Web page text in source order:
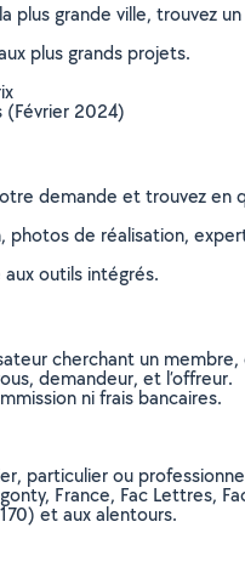
grande ville, trouvez
plus grands projets.
(Février 2024)
demande et trouvez
de réalisation,
outils intégrés.
cherchant un
demandeur, et l’offreur.
ni frais bancaires.
particulier ou
France, Fac Lettres,
et aux alentours.